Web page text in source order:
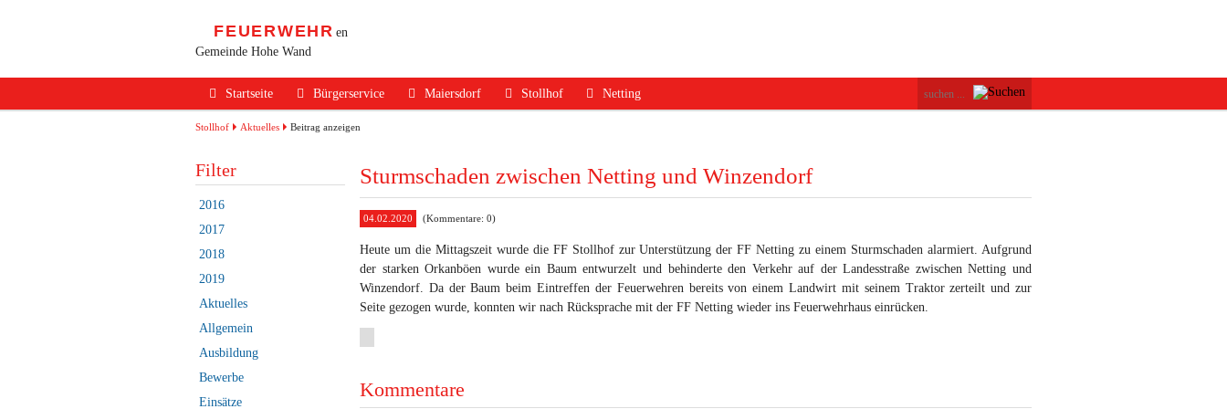
FEUERWEHR en
Gemeinde Hohe Wand
überspringen
Startseite Bürgerservice
Alarmierung / Notruf
Sicherheits Tipps
Verkehrsunfälle
Erste Hilfe
Maiersdorf
Ausrüstung
Termine
Geschichte
Stollhof
Termine
Geschichte
Netting
Ausrüstung
Geschichte
Kontakt
Stollhof Aktuelles Beitrag anzeigen
Sturmschaden zwischen Netting und Winzendorf
04.02.2020 (Kommentare: 0)
Heute um die Mittagszeit wurde die FF Stollhof zur Unterstützung der FF Netting zu einem Sturmschaden alarmiert. Aufgrund
der starken Orkanböen wurde ein Baum entwurzelt und behinderte den Verkehr auf der Landesstraße zwischen Netting und
Winzendorf. Da der Baum beim Eintreffen der Feuerwehren bereits von einem Landwirt mit seinem Traktor zerteilt und zur
Seite gezogen wurde, konnten wir nach Rücksprache mit der FF Netting wieder ins Feuerwehrhaus einrücken.
Kommentare
Filter
2016
2017
2018
2019
Aktuelles
Allgemein
Ausbildung
Bewerbe
Einsätze